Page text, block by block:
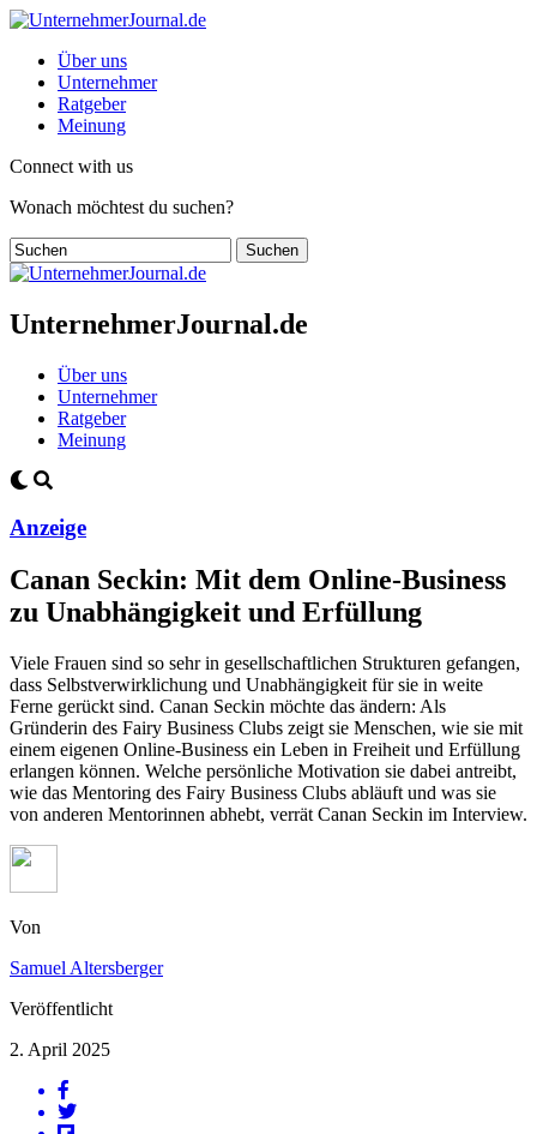
Über uns
Unternehmer
Ratgeber
Meinung
Connect with us
Wonach möchtest du suchen?
UnternehmerJournal.de
Über uns
Unternehmer
Ratgeber
Meinung
Anzeige
Canan Seckin: Mit dem Online-Business
zu Unabhängigkeit und Erfüllung
Viele Frauen sind so sehr in gesellschaftlichen Strukturen gefangen,
dass Selbstverwirklichung und Unabhängigkeit für sie in weite
Ferne gerückt sind. Canan Seckin möchte das ändern: Als
Gründerin des Fairy Business Clubs zeigt sie Menschen, wie sie mit
einem eigenen Online-Business ein Leben in Freiheit und Erfüllung
erlangen können. Welche persönliche Motivation sie dabei antreibt,
wie das Mentoring des Fairy Business Clubs abläuft und was sie
von anderen Mentorinnen abhebt, verrät Canan Seckin im Interview.
Von
Samuel Altersberger
Veröffentlicht
2. April 2025